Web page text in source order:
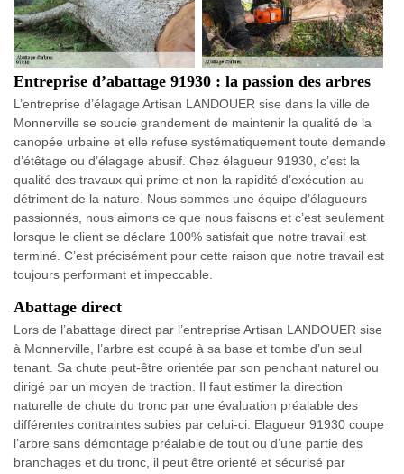
Entreprise d’abattage 91930 : la passion des arbres
L’entreprise d’élagage Artisan LANDOUER sise dans la ville de
Monnerville se soucie grandement de maintenir la qualité de la
canopée urbaine et elle refuse systématiquement toute demande
d’étêtage ou d’élagage abusif. Chez élagueur 91930, c’est la
qualité des travaux qui prime et non la rapidité d’exécution au
détriment de la nature. Nous sommes une équipe d’élagueurs
passionnés, nous aimons ce que nous faisons et c’est seulement
lorsque le client se déclare 100% satisfait que notre travail est
terminé. C’est précisément pour cette raison que notre travail est
toujours performant et impeccable.
Abattage direct
Lors de l’abattage direct par l’entreprise Artisan LANDOUER sise
à Monnerville, l’arbre est coupé à sa base et tombe d’un seul
tenant. Sa chute peut-être orientée par son penchant naturel ou
dirigé par un moyen de traction. Il faut estimer la direction
naturelle de chute du tronc par une évaluation préalable des
différentes contraintes subies par celui-ci. Elagueur 91930 coupe
l’arbre sans démontage préalable de tout ou d’une partie des
branchages et du tronc, il peut être orienté et sécurisé par